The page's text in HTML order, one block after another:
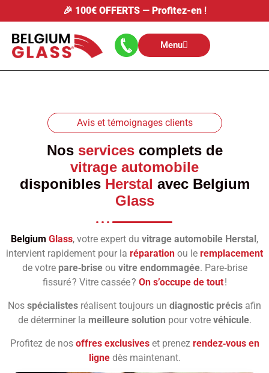
🎉 100€ OFFERTS— Profitez-en!
Menu
Avis et témoignages clients
Nos servicescomplets de
vitrage automobile
disponibles Herstal avec Belgium
Glass
Belgium Glass, votre expert du vitrage automobile Herstal ,
intervient rapidement pour la réparation ou le remplacement
de votre pare‑briseou vitre endommagée. Pare‑brise
fissuré ? Vitre cassée ? On s’occupe de tout!
Nos spécialistes réalisent toujours un diagnostic précis afin
de déterminer la meilleure solution pour votre véhicule.
Profitez de nos offres exclusiveset prenez rendez‑vous en
lignedès maintenant.